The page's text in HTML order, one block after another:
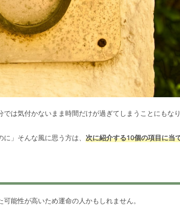
は気付かないまま時間だけが過ぎてしまうことにもな
」そんな風に思う方は、 次に紹介する10個の項目に当
能性が高いため運命の人かもしれません。